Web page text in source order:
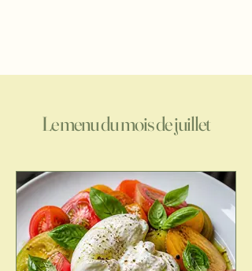
Le menu du mois de juillet